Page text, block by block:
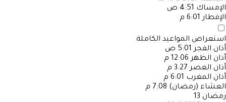
الإمساك 4:51 ص
الإفطار 6:01 م
استعراض المواعيد الكاملة
أذان الفجر 5:01 ص
أذان الظهر 12:06 م
أذان العصر 3:27 م
أذان المغرب 6:01 م
العشاء (رمضان) 7:08 م
رمضان 13